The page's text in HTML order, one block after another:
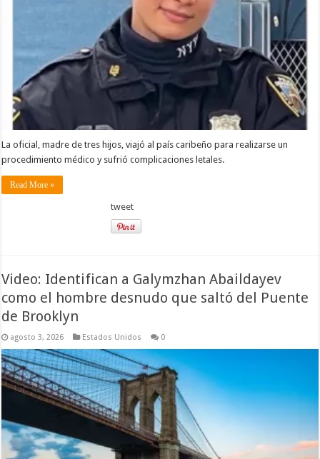
La oficial, madre de tres hijos, viajó al país caribeño para realizarse un
procedimiento médico y sufrió complicaciones letales.
Read More »
tweet
Video: Identifican a Galymzhan Abaildayev
como el hombre desnudo que saltó del Puente
de Brooklyn
agosto 3, 2026 Estados Unidos 0